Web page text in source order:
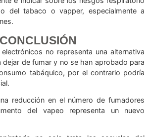
están:
de función pulmonar como
la detección rápida de
vapeo y/o tabaquismo como
de la capacidad pulmonar.
mencionadas enfocado en
técnicas de aclaramiento
del patrón respiratorio,